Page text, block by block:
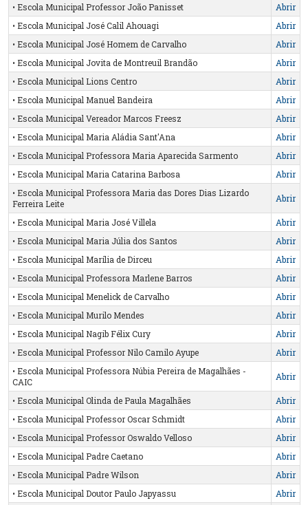
• Escola Municipal Professor João Panisset
Abrir
• Escola Municipal José Calil Ahouagi
Abrir
• Escola Municipal José Homem de Carvalho
Abrir
• Escola Municipal Jovita de Montreuil Brandão
Abrir
• Escola Municipal Lions Centro
Abrir
• Escola Municipal Manuel Bandeira
Abrir
• Escola Municipal Vereador Marcos Freesz
Abrir
• Escola Municipal Maria Aládia Sant'Ana
Abrir
• Escola Municipal Professora Maria Aparecida Sarmento
Abrir
• Escola Municipal Maria Catarina Barbosa
Abrir
• Escola Municipal Professora Maria das Dores Dias Lizardo
Ferreira Leite
Abrir
• Escola Municipal Maria José Villela
Abrir
• Escola Municipal Maria Júlia dos Santos
Abrir
• Escola Municipal Marília de Dirceu
Abrir
• Escola Municipal Professora Marlene Barros
Abrir
• Escola Municipal Menelick de Carvalho
Abrir
• Escola Municipal Murilo Mendes
Abrir
• Escola Municipal Nagib Félix Cury
Abrir
• Escola Municipal Professor Nilo Camilo Ayupe
Abrir
• Escola Municipal Professora Núbia Pereira de Magalhães -
CAIC
Abrir
• Escola Municipal Olinda de Paula Magalhães
Abrir
• Escola Municipal Professor Oscar Schmidt
Abrir
• Escola Municipal Professor Oswaldo Velloso
Abrir
• Escola Municipal Padre Caetano
Abrir
• Escola Municipal Padre Wilson
Abrir
• Escola Municipal Doutor Paulo Japyassu
Abrir